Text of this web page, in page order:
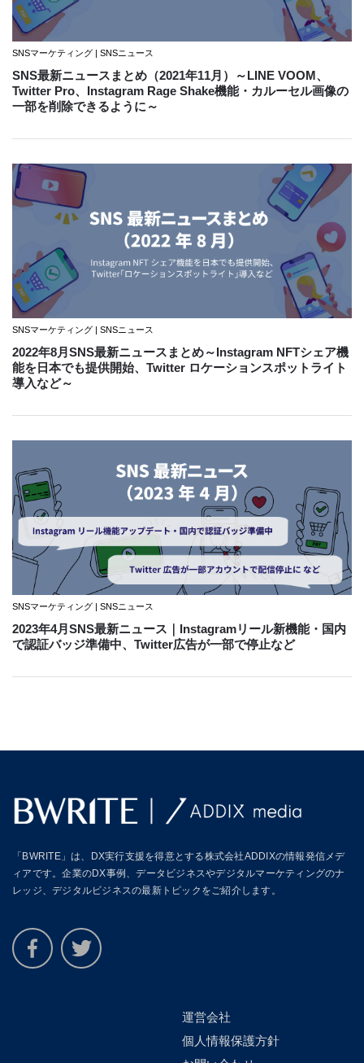
SNSマーケティング | SNSニュース
SNS最新ニュースまとめ（2021年11月）～LINE VOOM、
Twitter Pro、Instagram Rage Shake機能・カルーセル画像の
一部を削除できるように～
SNSマーケティング | SNSニュース
2022年8月SNS最新ニュースまとめ～Instagram NFTシェア機
能を日本でも提供開始、Twitter ロケーションスポットライト
導入など～
SNSマーケティング | SNSニュース
2023年4月SNS最新ニュース｜Instagramリール新機能・国内
で認証バッジ準備中、Twitter広告が一部で停止など
「BWRITE」は、DX実行支援を得意とする株式会社ADDIXの情報発信メデ
ィアです。企業のDX事例、データビジネスやデジタルマーケティングのナ
レッジ、デジタルビジネスの最新トピックをご紹介します。
運営会社
個人情報保護方針